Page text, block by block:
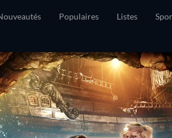
Populaires Listes